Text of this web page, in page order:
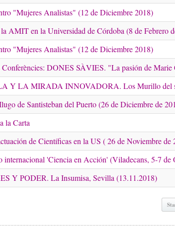
"Mujeres Analistas" (12 de Diciembre 2018)
AMIT en la Universidad de Córdoba (8 de Febrero
"Mujeres Analistas" (12 de Diciembre 2018)
Conferències: DONES SÀVIES. "La pasión de
Y LA MIRADA INNOVADORA. Los Murillo del
de Santisteban del Puerto (26 de Diciembre de
la Carta
de Científicas en la US ( 26 de Noviembre de
internacional 'Ciencia en Acción' (Viladecans, 5-7 de
Y PODER. La Insumisa, Sevilla (13.11.2018)